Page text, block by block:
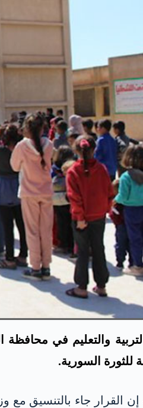
للثورة السورية.
القرار جاء بالتنسيق مع